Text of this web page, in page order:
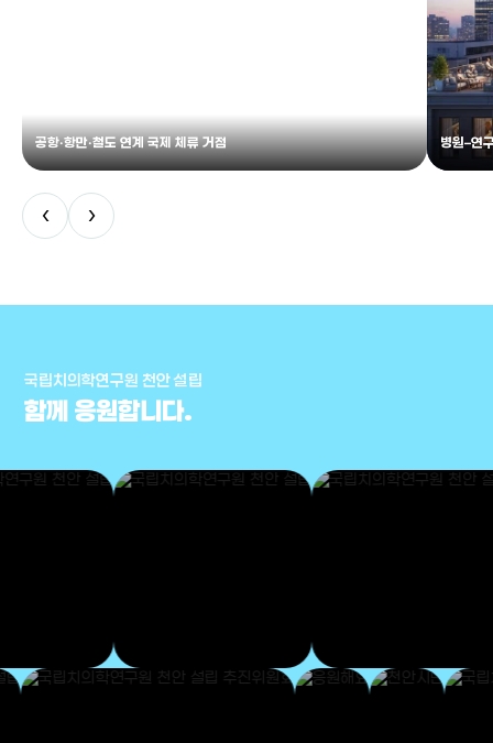
공항·항만·철도 연계 국제 체류 거점 병원–연
‹ ›
국립치의학연구원 천안 설립
함께 응원합니다.